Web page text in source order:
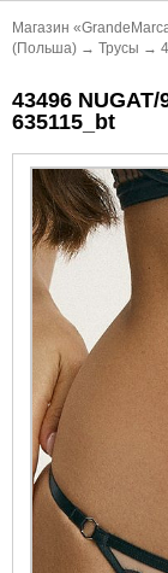
Магазин
(Польша) → Трусы →
43496
635115_bt